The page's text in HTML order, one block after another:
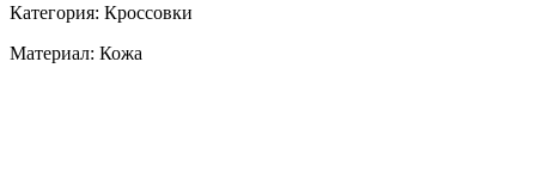
Категория: Кроссовки
Материал: Кожа